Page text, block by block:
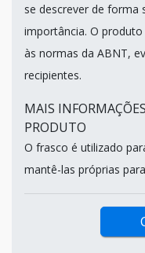
se descrever de forma
importância. O
às normas da ABNT,
recipientes.
MAIS
PRODUTO
O frasco é utilizado
mantê-las próprias